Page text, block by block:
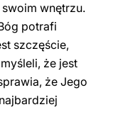
wnętrzu.
potrafi
szczęście,
że jest
że Jego